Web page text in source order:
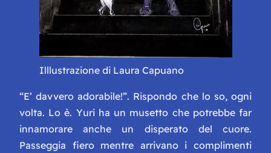
Illlustrazione di Laura Capuano
“E’ davvero adorabile!”. Rispondo che lo so, ogni
volta. Lo è. Yuri ha un musetto che potrebbe far
innamorare anche un disperato del cuore.
Passeggia fiero mentre arrivano i complimenti